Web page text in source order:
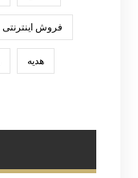
فروش اینترنتی
هدیه